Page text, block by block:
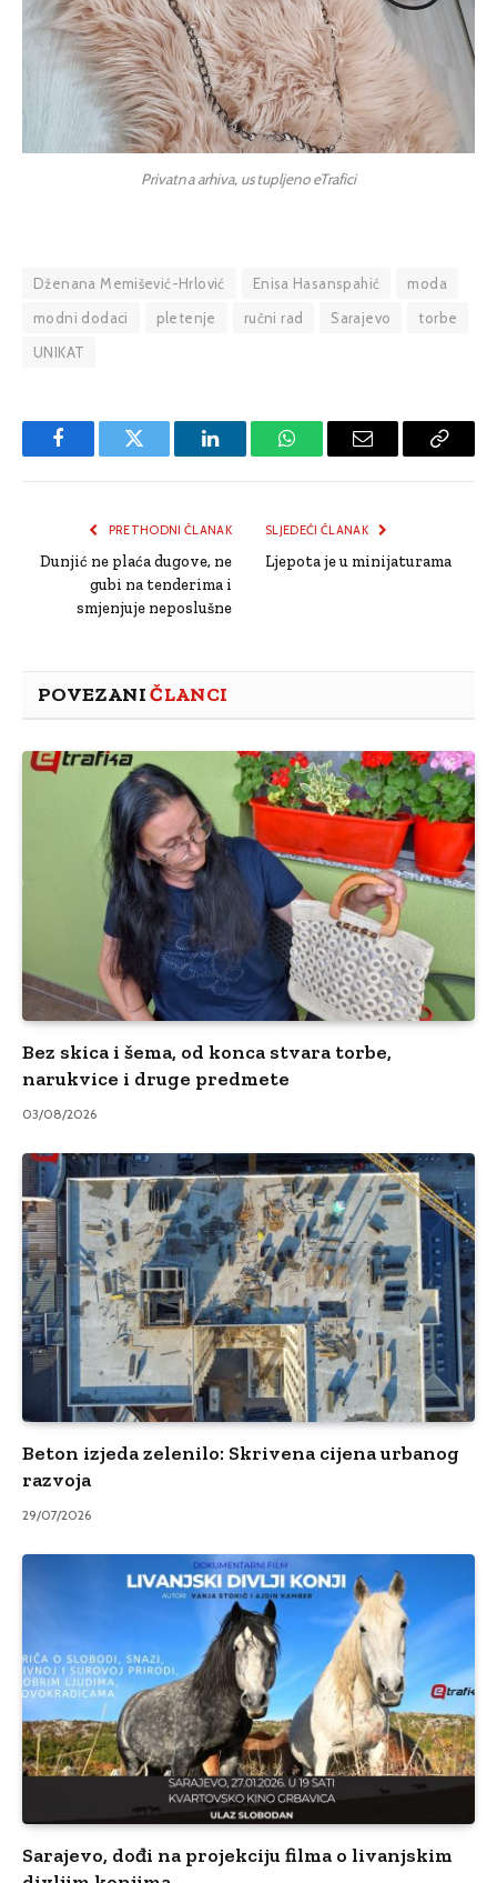
Privatna arhiva, ustupljeno eTrafici
Dženana Memišević-Hrlović Enisa Hasanspahić
moda
modni dodaci
pletenje ručni rad Sarajevo
torbe
UNIKAT
FacebookTwitter LinkedInWhatsAppEmail
Copy
PRETHODNI ČLANAK
Dunjić ne plaća dugove, ne
gubi na tenderima i
smjenjuje neposlušne
SLJEDEĆI ČLANAK
Ljepota je u minijaturama
POVEZANIČLANCI
Bez skica i šema, od konca stvara torbe,
narukvice i druge predmete
03/08/2026
Beton izjeda zelenilo: Skrivena cijena urbanog
razvoja
29/07/2026
Sarajevo, dođi na projekciju filma o livanjskim